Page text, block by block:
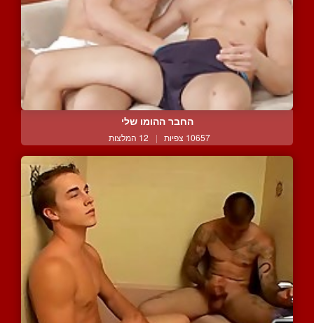
החבר ההומו שלי
10657 צפיות | 12 המלצות